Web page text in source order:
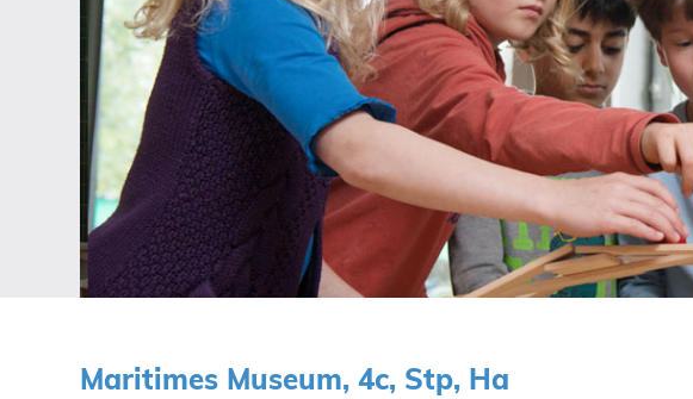
Maritimes Museum, 4c, Stp, Ha